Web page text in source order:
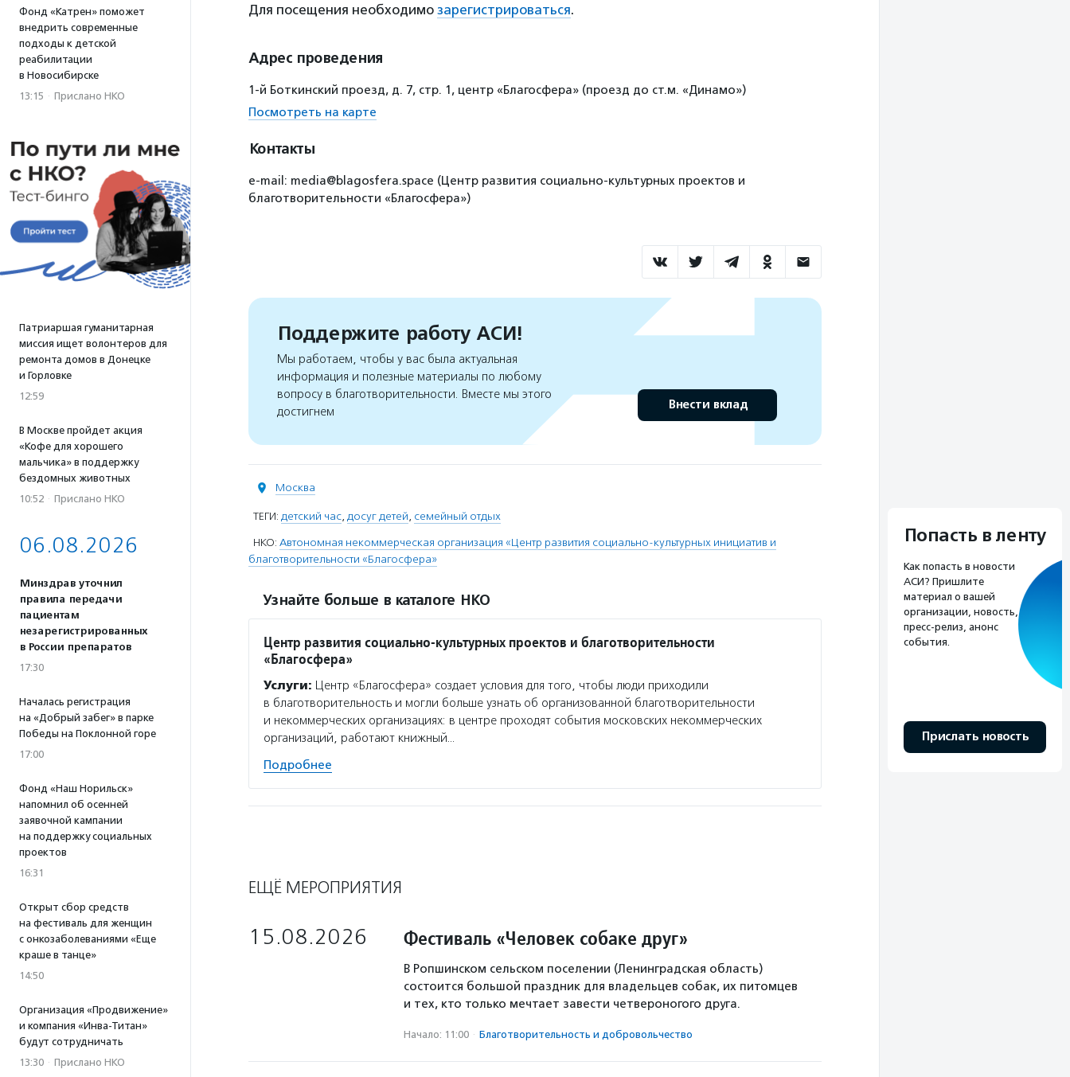
Фонд «Катрен» поможет
внедрить современные
подходы к детской
реабилитации
в Новосибирске
13:15 · Прислано НКО
Патриаршая гуманитарная
миссия ищет волонтеров для
ремонта домов в Донецке
и Горловке
12:59
В Москве пройдет акция
«Кофе для хорошего
мальчика» в поддержку
бездомных животных
10:52 · Прислано НКО
06.08.2026
Минздрав уточнил
правила передачи
пациентам
незарегистрированных
в России препаратов
17:30
Началась регистрация
на «Добрый забег» в парке
Победы на Поклонной горе
17:00
Фонд «Наш Норильск»
напомнил об осенней
заявочной кампании
на поддержку социальных
проектов
16:31
Открыт сбор средств
на фестиваль для женщин
с онкозаболеваниями «Еще
краше в танце»
14:50
Организация «Продвижение»
и компания «Инва-Титан»
будут сотрудничать
13:30 · Прислано НКО
Для посещения необходимо зарегистрироваться.
Адрес проведения
1-й Боткинский проезд, д. 7, стр. 1, центр «Благосфера» (проезд до ст.м. «Динамо»)
Посмотреть на карте
Контакты
e-mail: media@blagosfera.space (Центр развития социально-культурных проектов и
благотворительности «Благосфера»)
Поддержите работу АСИ!
Мы работаем, чтобы у вас была актуальная
информация и полезные материалы по любому
вопросу в благотворительности. Вместе мы этого
достигнем
Внести вклад
Москва
ТЕГИ: детский час, досуг детей, семейный отдых
НКО: Автономная некоммерческая организация «Центр развития социально-культурных инициатив и
благотворительности «Благосфера»
Узнайте больше в каталоге НКО
Центр развития социально-культурных проектов и благотворительности
«Благосфера»
Услуги: Центр «Благосфера» создает условия для того, чтобы люди приходили
в благотворительность и могли больше узнать об организованной благотворительности
и некоммерческих организациях: в центре проходят события московских некоммерческих
организаций, работают книжный…
Подробнее
ЕЩЁ МЕРОПРИЯТИЯ
15.08.2026 Фестиваль «Человек собаке друг»
В Ропшинском сельском поселении (Ленинградская область)
состоится большой праздник для владельцев собак, их питомцев
и тех, кто только мечтает завести четвероногого друга.
Начало: 11:00 · Благотвори­тель­ность и доброволь­чест­во
Попасть в ленту
Как попасть в новости
АСИ? Пришлите
материал о вашей
организации, новость,
пресс-релиз, анонс
события.
Прислать новость